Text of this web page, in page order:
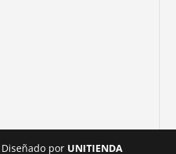
Diseñado por UNITIENDA